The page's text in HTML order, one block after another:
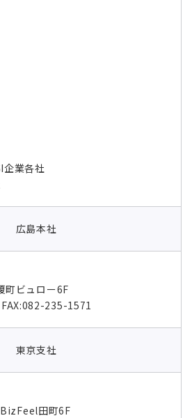
企業各社
広島本社
町ビュロー6F
235-1571
東京支社
田町6F